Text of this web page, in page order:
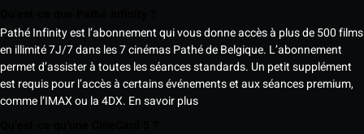
Pathé Infinity est l’abonnement qui vous donne accès à plus de 500 films
en illimité 7J/7 dans les 7 cinémas Pathé de Belgique. L’abonnement
permet d’assister à toutes les séances standards. Un petit supplément
est requis pour l’accès à certains événements et aux séances premium,
comme l’IMAX ou la 4DX. En savoir plus